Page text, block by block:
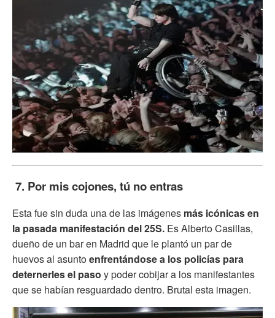
7. Por mis cojones, tú no entras
Esta fue sin duda una de las imágenes más icónicas en
la pasada manifestación del 25S. Es Alberto Casillas,
dueño de un bar en Madrid que le plantó un par de
huevos al asuntoenfrentándose a los policías para
deternerles el paso y poder cobijar a los manifestantes
que se habían resguardado dentro. Brutal esta imagen.